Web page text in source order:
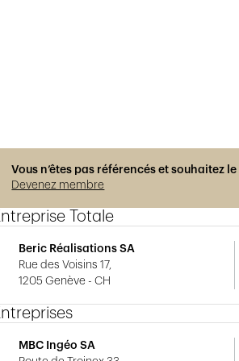
Vous n’êtes pas référencés et souhaitez
Devenez membre
Totale
Beric Réalisations SA
Rue des Voisins 17,
1205 Genève - CH
MBC Ingéo SA